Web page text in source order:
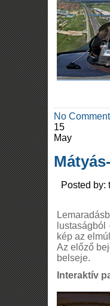
No
15
May
Posted by:
kép az
Az előző
belseje.
Interaktív